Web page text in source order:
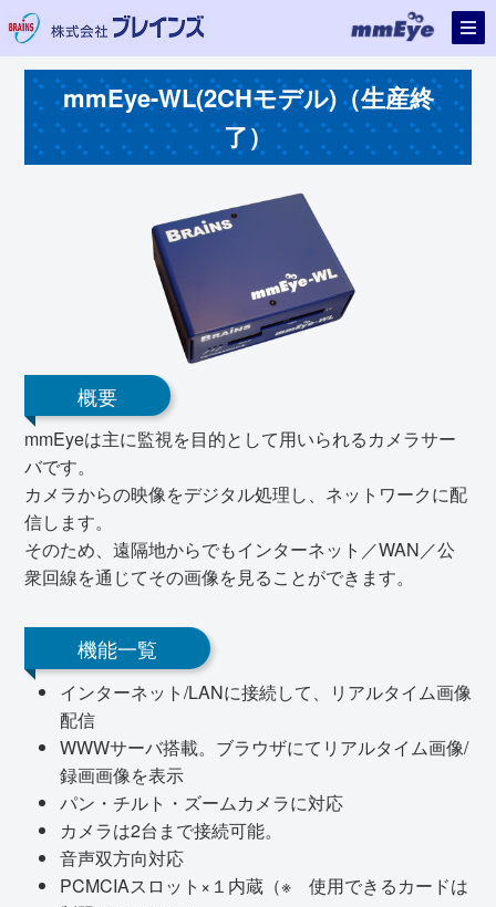
mmEye-WL(2CHモデル)（生産終
了）
概要
mmEyeは主に監視を目的として用いられるカメラサー
バです。
カメラからの映像をデジタル処理し、ネットワークに配
信します。
そのため、遠隔地からでもインターネット／WAN／公
衆回線を通じてその画像を見ることができます。
機能一覧
インターネット/LANに接続して、リアルタイム画像
配信
WWWサーバ搭載。ブラウザにてリアルタイム画像/
録画画像を表示
パン・チルト・ズームカメラに対応
カメラは2台まで接続可能。
音声双方向対応
PCMCIAスロット×１内蔵（※ 使用できるカードは